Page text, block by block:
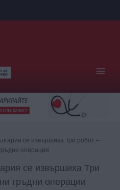
се извършиха Три робот –
операции
се извършиха Три
гръдни операции